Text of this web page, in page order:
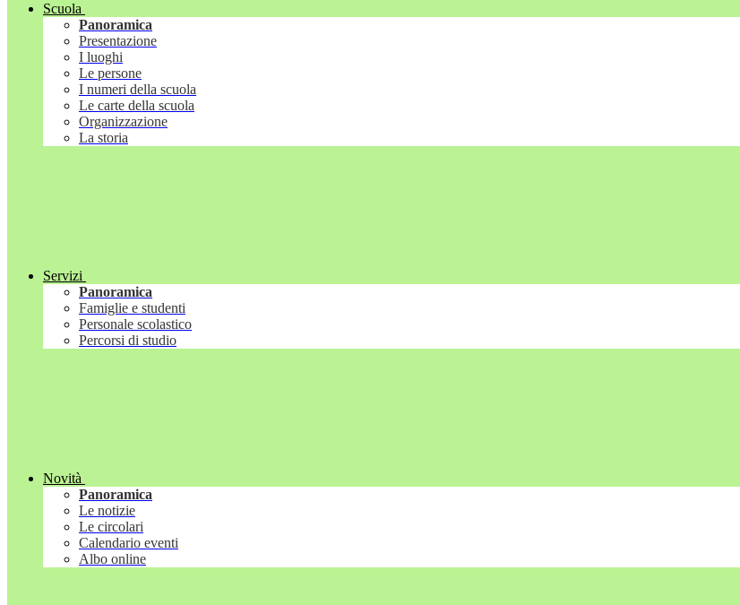
Scuola
Panoramica
Presentazione
I luoghi
Le persone
I numeri della scuola
Le carte della scuola
Organizzazione
La storia
Servizi
Panoramica
Famiglie e studenti
Personale scolastico
Percorsi di studio
Novità
Panoramica
Le notizie
Le circolari
Calendario eventi
Albo online